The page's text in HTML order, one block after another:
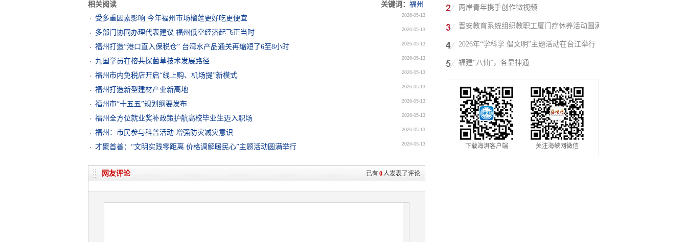
相关阅读 关键词： 福州
受多重因素影响 今年福州市场榴莲更好吃更便宜
2026-05-13
多部门协同办理代表建议 福州低空经济起飞正当时 2026-05-13
福州打造“港口直入保税仓” 台湾水产品通关再缩短了6至8小时 2026-05-13
九国学员在榕共探菌草技术发展路径 2026-05-13
福州市内免税店开启“线上购、机场提”新模式 2026-05-13
福州打造新型建材产业新高地 2026-05-13
福州市“十五五”规划纲要发布 2026-05-13
福州全方位就业奖补政策护航高校毕业生迈入职场 2026-05-13
福州：市民参与科普活动 增强防灾减灾意识 2026-05-13
才聚首善：“文明实践零距离 价格调解暖民心”主题活动圆满举行 2026-05-13
已有0人发表了评论
网友评论
管制
两岸青年携手创作微视频
晋安教育系统组织教职工厦门疗休养活动圆满
举行
2026年“学科学 倡文明”主题活动在台江举行
福建“八仙”，各显神通
下载海湃客户端 关注海峡网微信